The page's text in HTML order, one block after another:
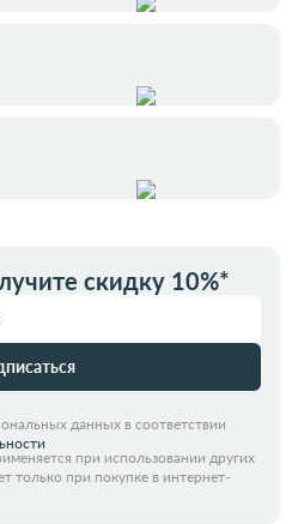
скидку 10%*
данных в соответствии
при использовании других
только при покупке в интернет-